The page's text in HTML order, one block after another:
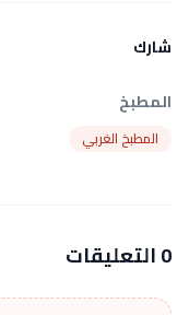
شارك
المطبخ
المطبخ الغربي
0 التعليقات